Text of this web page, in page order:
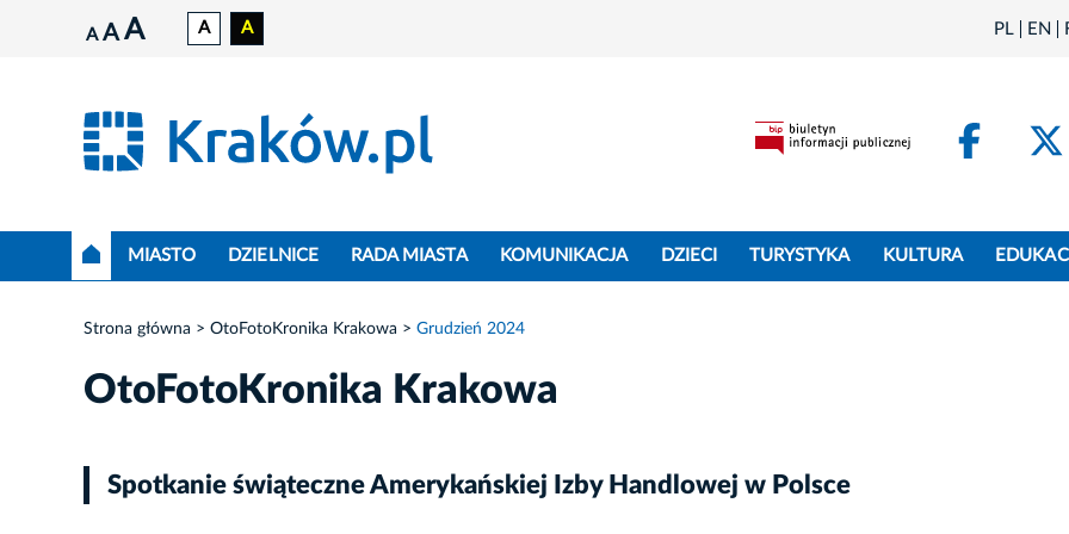
A A A A A PL EN
MIASTO DZIELNICE RADA MIASTA KOMUNIKACJA DZIECI TURYSTYKA KULTURA
Strona główna OtoFotoKronika Krakowa Grudzień 2024
OtoFotoKronika Krakowa
Spotkanie świąteczne Amerykańskiej Izby Handlowej w Polsce